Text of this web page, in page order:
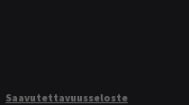
Saavutettavuusseloste